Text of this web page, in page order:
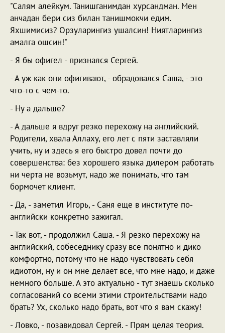
"Салям алейкум. Танишганимдан хурсандман. Мен
анчадан бери сиз билан танишмокчи едим.
Яхшимисиз? Орзуларингиз ушалсин! Ниятларингиз
амалга ошсин!"
- Я бы офигел - признался Сергей.
- А уж как они офигивают, - обрадовался Саша, - это
что-то с чем-то.
- Ну а дальше?
- А дальше я вдруг резко перехожу на английский.
Родители, хвала Аллаху, его лет с пяти заставляли
учить, ну и здесь я его быстро довел почти до
совершенства: без хорошего языка дилером работать
ни черта не возьмут, надо же понимать, что там
бормочет клиент.
- Да, - заметил Игорь, - Саня еще в институте по-
английски конкретно зажигал.
- Так вот, - продолжил Саша. - Я резко перехожу на
английский, собеседнику сразу все понятно и дико
комфортно, потому что не надо чувствовать себя
идиотом, ну и он мне делает все, что мне надо, и даже
немного больше. А это актуально - тут знаешь сколько
согласований со всеми этими строительствами надо
брать? Ух, сколько надо брать, вот что я вам скажу!
- Ловко, - позавидовал Сергей. - Прям целая теория.